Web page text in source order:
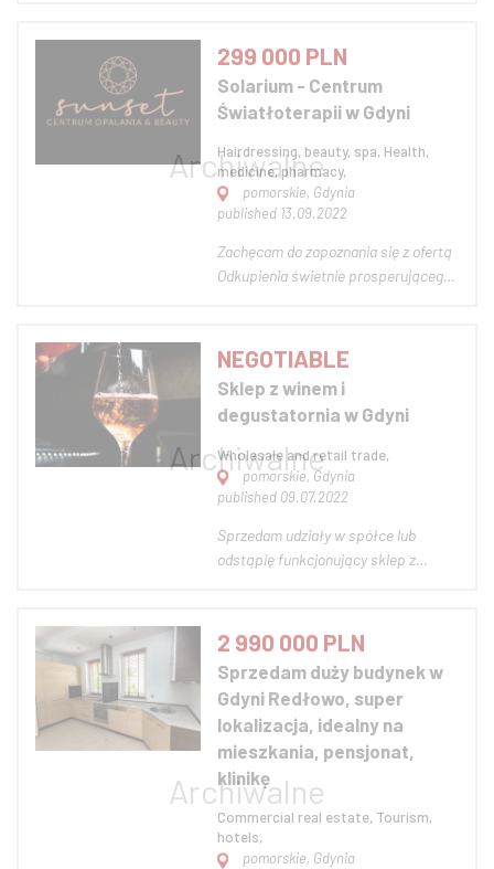
własnego. Do zainwestowania w
firmę potrzeba dodatkowo 30 tys.
złotych netto Jest to mój równoległy
biznes r...
299 000 PLN
Solarium - Centrum
Światłoterapii w Gdyni
Hairdressing, beauty, spa, Health,
medicine, pharmacy,
pomorskie, Gdynia
published 13.09.2022
Zachęcam do zapoznania się z ofertą
Odkupienia świetnie prosperującego
telefonicznie / mailowo lub podczas
spotkania. Serdecznie zapraszam do
prezentacji salonu. Robi niesa...
NEGOTIABLE
Sklep z winem i
degustatornia w Gdyni
Wholesale and retail trade,
pomorskie, Gdynia
published 09.07.2022
Sprzedam udziały w spółce lub
odstąpię funkcjonujący sklep z
sprzedaży/odstąpienia są kompletnie
wyposażone połączone ze sobą
lokale (sklep oraz bar) na licencji
renomowanej marki w systemie
fran...
2 990 000 PLN
Sprzedam duży budynek w
Gdyni Redłowo, super
lokalizacja, idealny na
mieszkania, pensjonat,
klinikę
Commercial real estate, Tourism,
hotels,
pomorskie, Gdynia